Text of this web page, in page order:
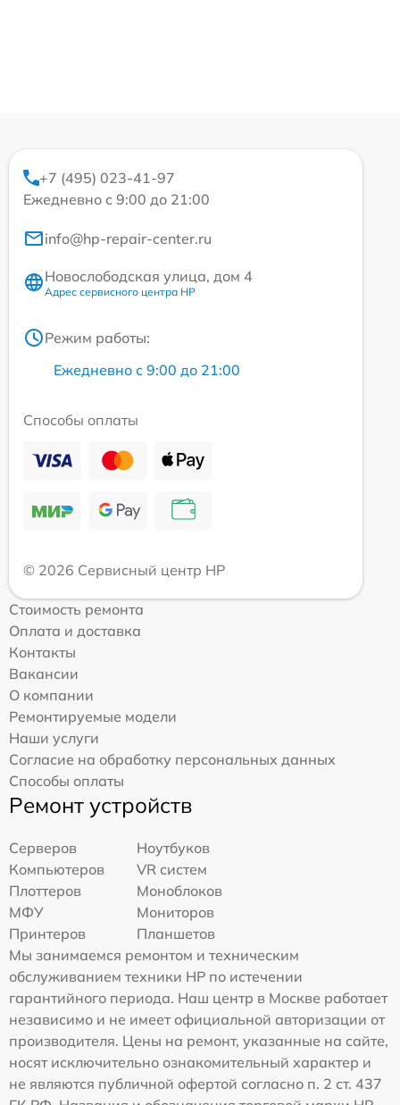
+7 (495) 023-41-97
Ежедневно с 9:00 до 21:00
info@hp-repair-center.ru
Новослободская улица, дом 4
Адрес сервисного центра HP
Режим работы:
Ежедневно с 9:00 до 21:00
Способы оплаты
© 2026 Сервисный центр HP
Стоимость ремонта
Оплата и доставка
Контакты
Вакансии
О компании
Ремонтируемые модели
Наши услуги
Согласие на обработку персональных данных
Способы оплаты
Ремонт устройств
Серверов
Ноутбуков
Компьютеров
VR систем
Плоттеров
Моноблоков
МФУ
Мониторов
Принтеров
Планшетов
Мы занимаемся ремонтом и техническим
обслуживанием техники HP по истечении
гарантийного периода. Наш центр в Москве работает
независимо и не имеет официальной авторизации от
производителя. Цены на ремонт, указанные на сайте,
носят исключительно ознакомительный характер и
не являются публичной офертой согласно п. 2 ст. 437